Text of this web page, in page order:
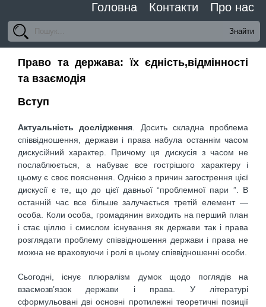
Головна Контакти Про нас
Право та держава: їх єдність,відмінності
та взаємодія
Вступ
Актуальність дослідження. Досить складна проблема
співвідношення, держави і права набула останнім часом
дискусійний характер. Причому ця дискусія з часом не
послаблюється, а набуває все гострішого характеру і
цьому є своє пояснення. Однією з причин загострення цієї
дискусії є те, що до цієї давньої “проблемної пари ”. В
останній час все більше залучається третій елемент —
особа. Коли особа, громадянин виходить на перший план
і стає ціллю і смислом існування як держави так і права
розглядати проблему співвідношення держави і права не
можна не враховуючи і ролі в цьому співвідношенні особи.
Сьогодні, існує плюралізм думок щодо поглядів на
взаємозв’язок держави і права. У літературі
сформульовані дві основні протилежні теоретичні позиції